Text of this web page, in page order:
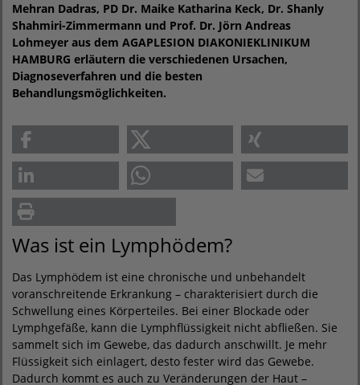
Mehran Dadras, PD Dr. Maike Katharina Keck, Dr. Shanly
Shahmiri-Zimmermann und Prof. Dr. Jörn Andreas
Lohmeyer aus dem AGAPLESION DIAKONIEKLINIKUM
HAMBURG erläutern die verschiedenen Ursachen,
Diagnoseverfahren und die besten
Behandlungsmöglichkeiten.
Was ist ein Lymphödem?
Das Lymphödem ist eine chronische und unbehandelt
voranschreitende Erkrankung – charakterisiert durch die
Schwellung eines Körperteiles. Bei einer Blockade oder
Lymphgefäße, kann die Lymphflüssigkeit nicht abfließen. Sie
sammelt sich im Gewebe, das dadurch anschwillt. Je mehr
Flüssigkeit sich einlagert, desto fester wird das Gewebe.
Dadurch kommt es auch zu Veränderungen der Haut –